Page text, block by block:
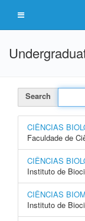
Search
CIÊNCIAS
Faculdade de
CIÊNCIAS
Instituto de
CIÊNCIAS
Instituto de